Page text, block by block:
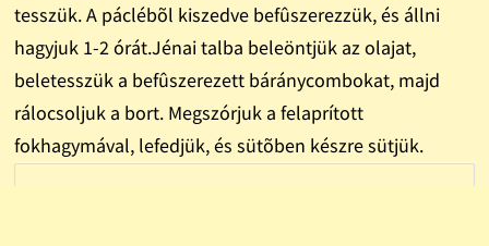
tesszük. A páclébõl kiszedve befûszerezzük, és állni
hagyjuk 1-2 órát.Jénai talba beleöntjük az olajat,
beletesszük a befûszerezett báránycombokat, majd
rálocsoljuk a bort. Megszórjuk a felaprított
fokhagymával, lefedjük, és sütõben készre sütjük.